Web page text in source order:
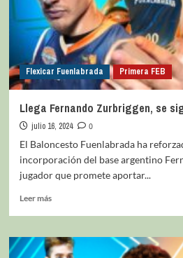
Flexicar Fuenlabrada Primera FEB
Llega Fernando Zurbriggen, se
julio 16, 2024
0
El Baloncesto Fuenlabrada ha
incorporación del base argentino
jugador que promete aportar...
Leer más